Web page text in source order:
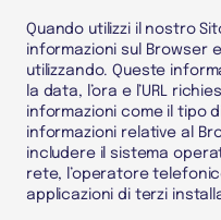
Quando utilizzi il nostro
informazioni sul
Browser
utilizzando. Queste
la data, l’ora e l’URL
informazioni come il tipo
informazioni relative al
includere il sistema
rete, l’operatore
applicazioni di terzi